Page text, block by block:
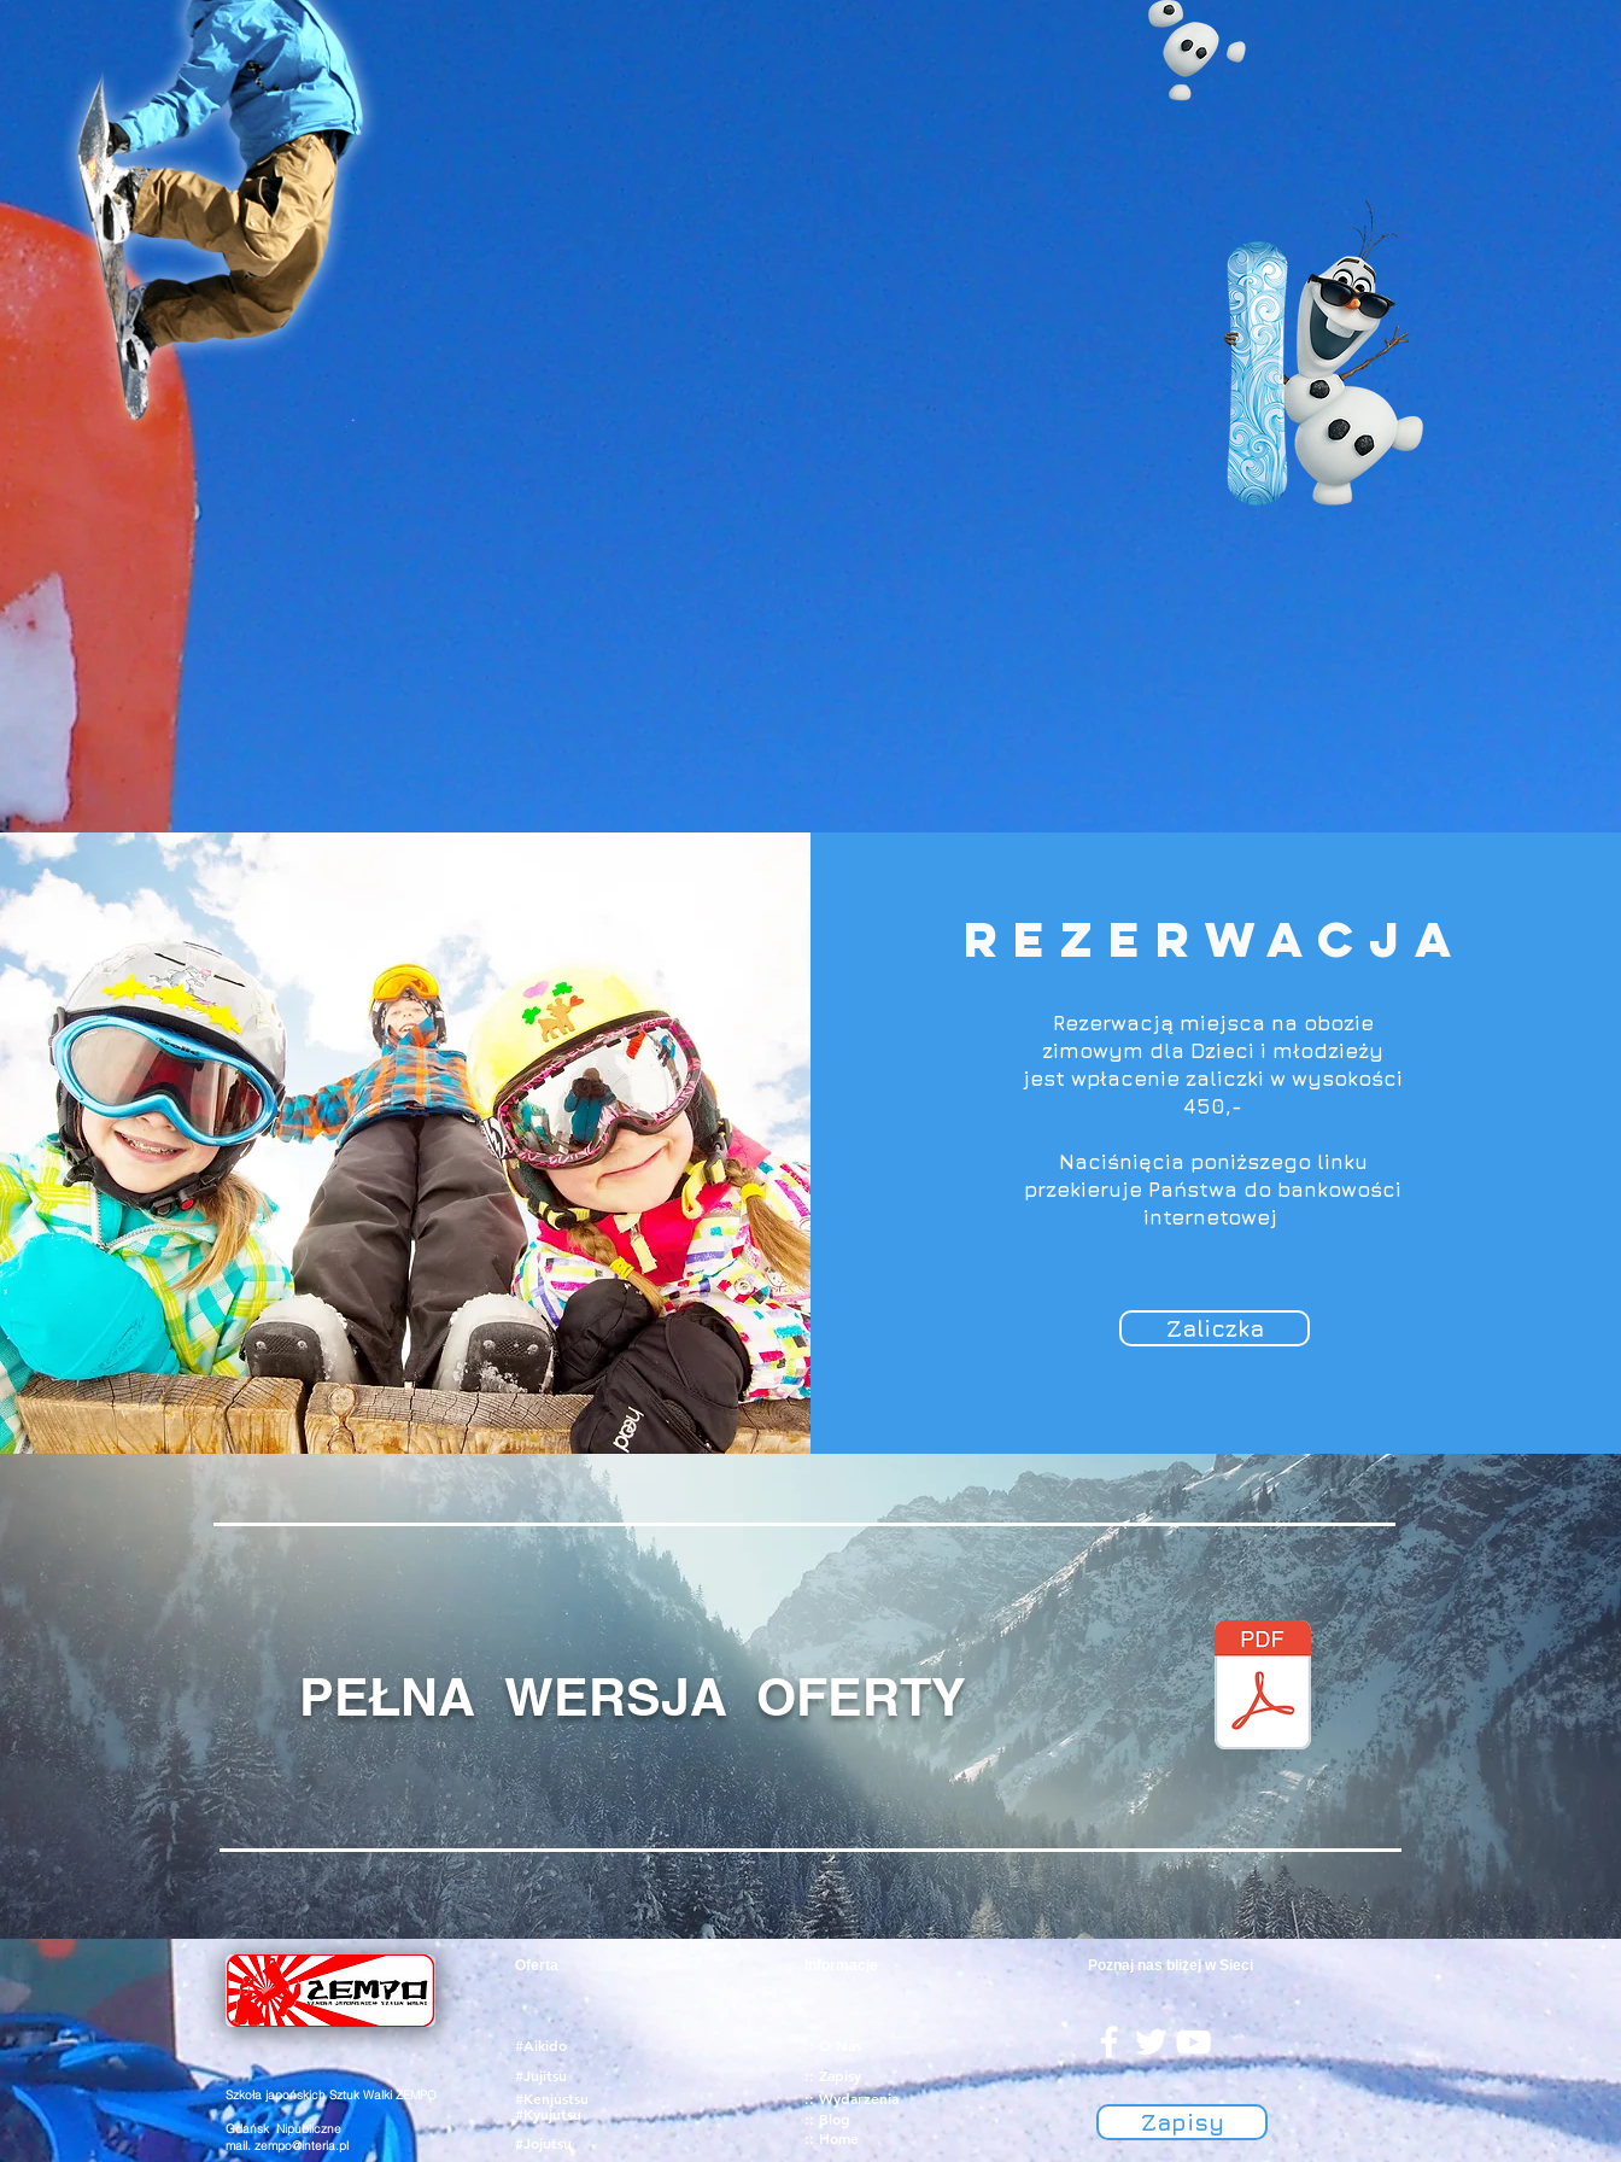
rezerwacja
Rezerwacją miejsca na obozie
zimowym dla Dzieci i młodzieży
jest wpłacenie zaliczki w wysokości
450,-
Naciśnięcia poniższego linku
przekieruje Państwa do bankowości
internetowej
Zaliczka
PEŁNA WERSJA OFERTY
Szkoła japońskich Sztuk Walki ZEMPO
Gdańsk Nipubliczne
mail.zempo@interia.pl
Oferta
#Aikido
#Jujitsu
#Kenjustsu
#Kyujutsu
#Jojutsu
:: Zapisy
:: Wydarzenia
:: Blog
:: Home
Poznaj nas bliżej w Sieci
Zapisy